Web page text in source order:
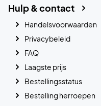
Hulp & contact
Handelsvoorwaarden
Privacybeleid
FAQ
Laagste prijs
Bestellingsstatus
Bestelling herroepen